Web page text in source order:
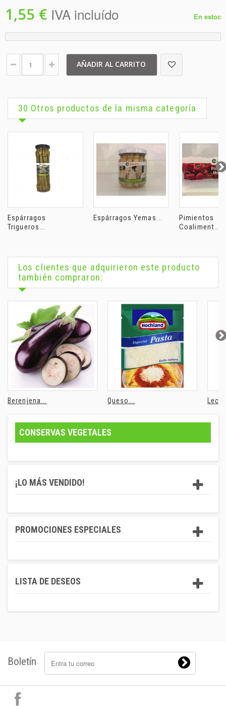
1,55 € IVA incluído En estoc
AÑADIR AL CARRITO
30 Otros productos de la misma categoría
Espárragos
Trigueros...
Espárragos Yemas...
Pimientos
Coaliment...
Los clientes que adquirieron este producto
también compraron:
Berenjena... Queso...
CONSERVAS VEGETALES
¡LO MÁS VENDIDO!
PROMOCIONES ESPECIALES
LISTA DE DESEOS
Boletín